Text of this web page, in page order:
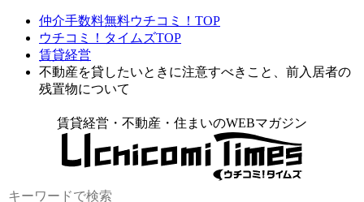
仲介手数料無料ウチコミ！TOP
ウチコミ！タイムズTOP
賃貸経営
不動産を貸したいときに注意すべきこと、前入居者の
残置物について
賃貸経営・不動産・住まいのWEBマガジン